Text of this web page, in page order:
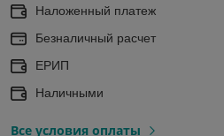
Наложенный платеж
Безналичный расчет
ЕРИП
Наличными
Все условия оплаты